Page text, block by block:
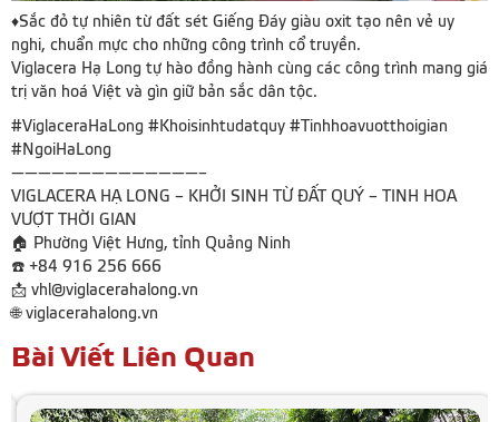
♦️Sắc đỏ tự nhiên từ đất sét Giếng Đáy giàu oxit tạo nên vẻ uy
nghi, chuẩn mực cho những công trình cổ truyền.
Viglacera Hạ Long tự hào đồng hành cùng các công trình mang giá
trị văn hoá Việt và gìn giữ bản sắc dân tộc.
#ViglaceraHaLong #Khoisinhtudatquy #Tinhhoavuotthoigian
#NgoiHaLong
——————————————–
VIGLACERA HẠ LONG – KHỞI SINH TỪ ĐẤT QUÝ – TINH HOA
VƯỢT THỜI GIAN
🏠 Phường Việt Hưng, tỉnh Quảng Ninh
☎️ +84 916 256 666
📩 vhl@viglacerahalong.vn
🌐 viglacerahalong.vn
Bài Viết Liên Quan